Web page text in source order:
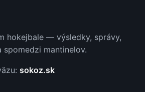
hokejbale — výsledky, správy,
mantinelov.
sokoz.sk